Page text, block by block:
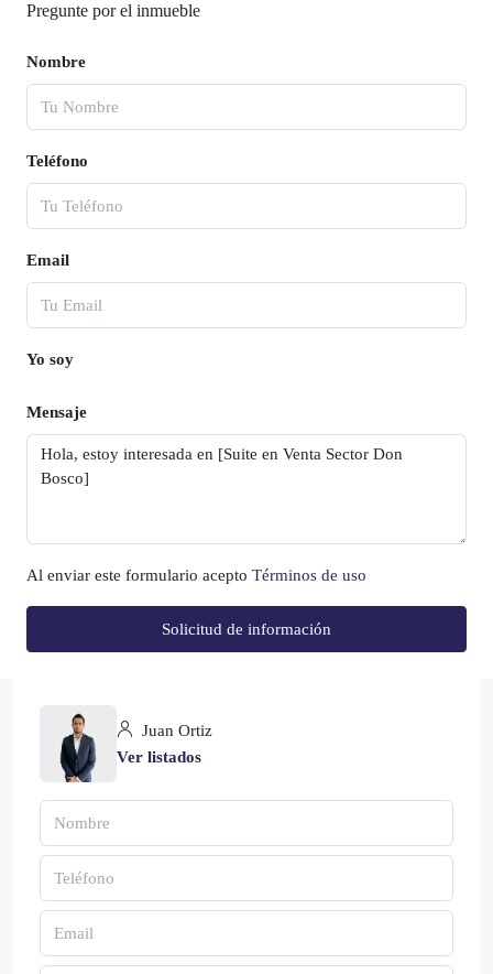
Pregunte por el inmueble
Nombre
Teléfono
Email
Yo soy
Mensaje
Al enviar este formulario acepto Términos de uso
Solicitud de información
Juan Ortiz
Ver listados